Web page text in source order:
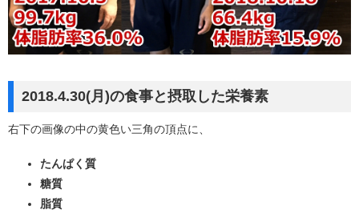
2018.4.30(月)の食事と摂取した栄養素
右下の画像の中の黄色い三角の頂点に、
たんぱく質
糖質
脂質